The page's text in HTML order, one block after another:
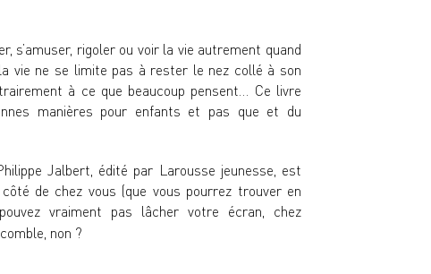
s’amuser, rigoler ou voir la vie autrement quand
vie ne se limite pas à rester le nez collé à son
à ce que beaucoup pensent… Ce livre
manières pour enfants et pas que et du
Jalbert , édité par Larousse jeunesse, est
de chez vous (que vous pourrez trouver en
vraiment pas lâcher votre écran, chez
non ?